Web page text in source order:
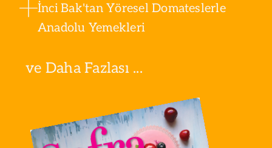
İnci Bak'tan Yöresel Domateslerle
Anadolu Yemekleri
ve Daha Fazlası ...